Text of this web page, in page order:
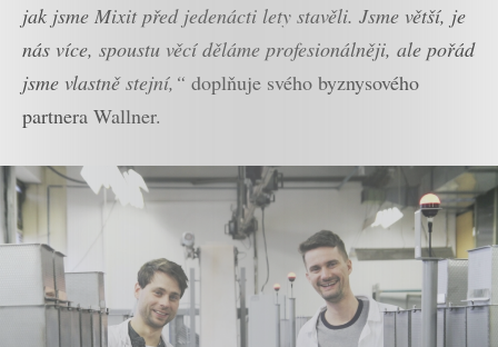
jak jsme Mixit před jedenácti lety stavěli. Jsme větší, je
nás více, spoustu věcí děláme profesionálněji, ale pořád
jsme vlastně stejní,“ doplňuje svého byznysového
partnera Wallner.